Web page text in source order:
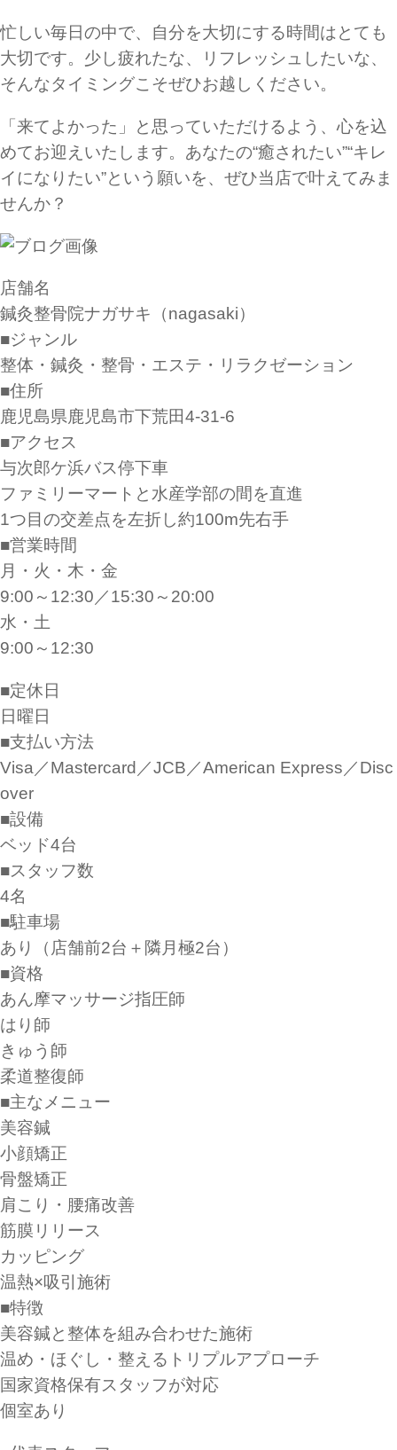
忙しい毎日の中で、自分を大切にする時間はとても
大切です。少し疲れたな、リフレッシュしたいな、
そんなタイミングこそぜひお越しください。
「来てよかった」と思っていただけるよう、心を込
めてお迎えいたします。あなたの“癒されたい”“キレ
イになりたい”という願いを、ぜひ当店で叶えてみま
せんか？
店舗名
鍼灸整骨院ナガサキ（nagasaki）
■ジャンル
整体・鍼灸・整骨・エステ・リラクゼーション
■住所
鹿児島県鹿児島市下荒田4-31-6
■アクセス
与次郎ケ浜バス停下車
ファミリーマートと水産学部の間を直進
1つ目の交差点を左折し約100m先右手
■営業時間
月・火・木・金
9:00～12:30／15:30～20:00
水・土
9:00～12:30
■定休日
日曜日
■支払い方法
Visa／Mastercard／JCB／American Express／Disc
over
■設備
ベッド4台
■スタッフ数
4名
■駐車場
あり（店舗前2台＋隣月極2台）
■資格
あん摩マッサージ指圧師
はり師
きゅう師
柔道整復師
■主なメニュー
美容鍼
小顔矯正
骨盤矯正
肩こり・腰痛改善
筋膜リリース
カッピング
温熱×吸引施術
■特徴
美容鍼と整体を組み合わせた施術
温め・ほぐし・整えるトリプルアプローチ
国家資格保有スタッフが対応
個室あり